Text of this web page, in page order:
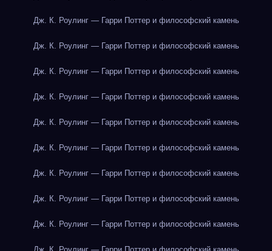
Дж. К. Роулинг — Гарри Поттер и философский камень
Дж. К. Роулинг — Гарри Поттер и философский камень
Дж. К. Роулинг — Гарри Поттер и философский камень
Дж. К. Роулинг — Гарри Поттер и философский камень
Дж. К. Роулинг — Гарри Поттер и философский камень
Дж. К. Роулинг — Гарри Поттер и философский камень
Дж. К. Роулинг — Гарри Поттер и философский камень
Дж. К. Роулинг — Гарри Поттер и философский камень
Дж. К. Роулинг — Гарри Поттер и философский камень